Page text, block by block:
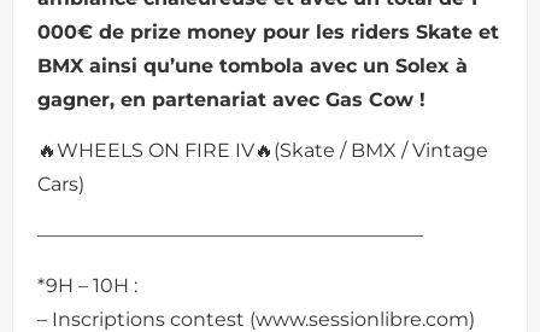
000€ de prize money pour les riders Skate et
BMX ainsi qu’une tombola avec un Solex à
gagner, en partenariat avec Gas Cow !
🔥WHEELS ON FIRE IV🔥(Skate / BMX / Vintage
Cars)
————————————————————
*9H – 10H :
– Inscriptions contest (www.sessionlibre.com)